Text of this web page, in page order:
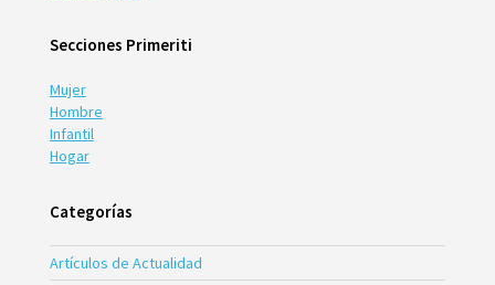
Secciones Primeriti
Mujer
Hombre
Infantil
Hogar
Categorías
Artículos de Actualidad